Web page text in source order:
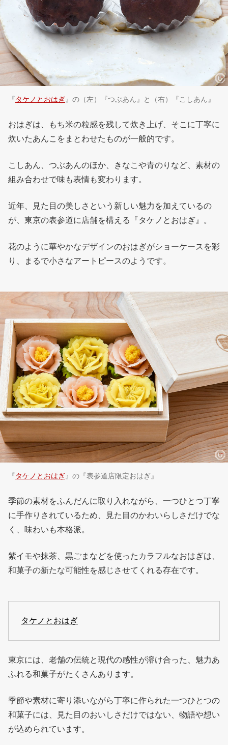
『タケノとおはぎ 』の（左）『つぶあん』と（右）『こしあん』
おはぎは、もち米の粒感を残して炊き上げ、そこに丁寧に
炊いたあんこをまとわせたものが一般的です。
こしあん、つぶあんのほか、きなこや青のりなど、素材の
組み合わせで味も表情も変わります。
近年、見た目の美しさという新しい魅力を加えているの
が、東京の表参道に店舗を構える『タケノとおはぎ』。
花のように華やかなデザインのおはぎがショーケースを彩
り、まるで小さなアートピースのようです。
『タケノとおはぎ 』の『表参道店限定おはぎ』
季節の素材をふんだんに取り入れながら、一つひとつ丁寧
に手作りされているため、見た目のかわいらしさだけでな
く、味わいも本格派。
紫イモや抹茶、黒ごまなどを使ったカラフルなおはぎは、
和菓子の新たな可能性を感じさせてくれる存在です。
タケノとおはぎ
東京には、老舗の伝統と現代の感性が溶け合った、魅力あ
ふれる和菓子がたくさんあります。
季節や素材に寄り添いながら丁寧に作られた一つひとつの
和菓子には、見た目のおいしさだけではない、物語や想い
が込められています。